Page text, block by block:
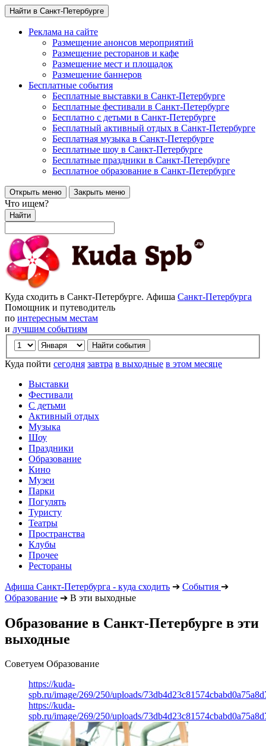
Найти в Санкт-Петербурге
Реклама на сайте
Размещение анонсов мероприятий
Размещение ресторанов и кафе
Размещение мест и площадок
Размещение баннеров
Бесплатные события
Бесплатные выставки в Санкт-Петербурге
Бесплатные фестивали в Санкт-Петербурге
Бесплатно с детьми в Санкт-Петербурге
Бесплатный активный отдых в Санкт-Петербурге
Бесплатная музыка в Санкт-Петербурге
Бесплатные шоу в Санкт-Петербурге
Бесплатные праздники в Санкт-Петербурге
Бесплатное образование в Санкт-Петербурге
Открыть меню Закрыть меню
Что ищем?
Найти
Куда сходить в Санкт-Петербурге. Афиша Санкт-Петербурга
Помощник и путеводитель
по интересным местам
и лучшим событиям
Куда пойти сегодня завтра в выходные в этом месяце
Выставки
Фестивали
С детьми
Активный отдых
Музыка
Шоу
Праздники
Образование
Кино
Музеи
Парки
Погулять
Туристу
Театры
Пространства
Клубы
Прочее
Рестораны
Афиша Санкт-Петербурга - куда сходить ➔ События ➔
Образование ➔ В эти выходные
Образование в Санкт-Петербурге в эти
выходные
Советуем Образование
https://kuda-
spb.ru/image/269/250/uploads/
https://kuda-
spb.ru/image/269/250/uploads/